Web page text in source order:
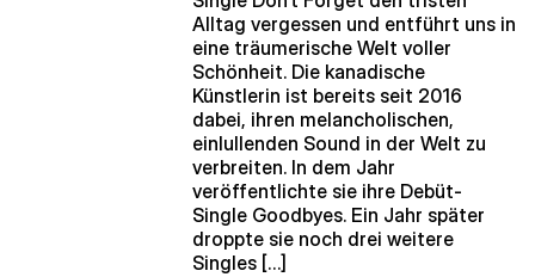
Alltag vergessen und entführt uns in
eine träumerische Welt voller
Schönheit. Die kanadische
Künstlerin ist bereits seit 2016
dabei, ihren melancholischen,
einlullenden Sound in der Welt zu
verbreiten. In dem Jahr
veröffentlichte sie ihre Debüt-
Single Goodbyes. Ein Jahr später
droppte sie noch drei weitere
Singles […]